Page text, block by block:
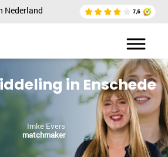
Nederland
in Enschede
Imke Evers
matchmaker